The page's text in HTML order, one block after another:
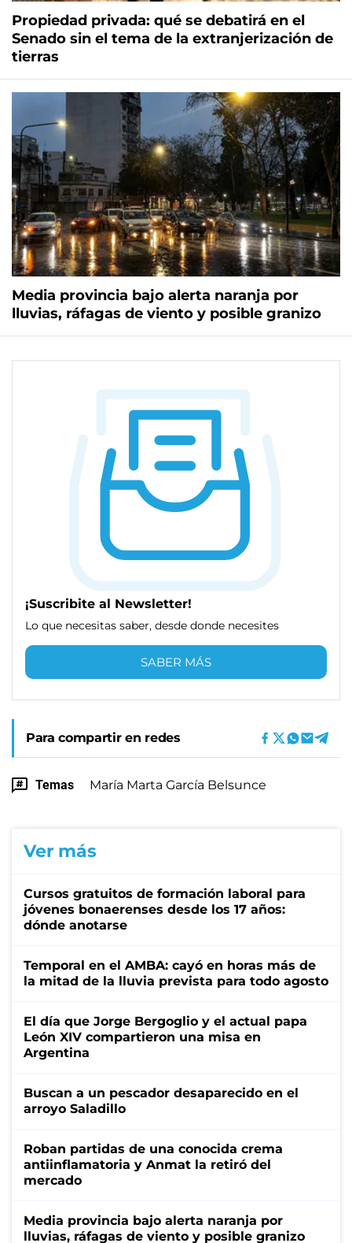
Propiedad privada: qué se debatirá en el
Senado sin el tema de la extranjerización de
tierras
Media provincia bajo alerta naranja por
lluvias, ráfagas de viento y posible granizo
¡Suscribite al Newsletter!
Lo que necesitas saber, desde donde necesites
SABER MÁS
Para compartir en redes
Temas María Marta García Belsunce
Ver más
Cursos gratuitos de formación laboral para
jóvenes bonaerenses desde los 17 años:
dónde anotarse
Temporal en el AMBA: cayó en horas más de
la mitad de la lluvia prevista para todo agosto
El día que Jorge Bergoglio y el actual papa
León XIV compartieron una misa en
Argentina
Buscan a un pescador desaparecido en el
arroyo Saladillo
Roban partidas de una conocida crema
antiinflamatoria y Anmat la retiró del
mercado
Media provincia bajo alerta naranja por
lluvias, ráfagas de viento y posible granizo